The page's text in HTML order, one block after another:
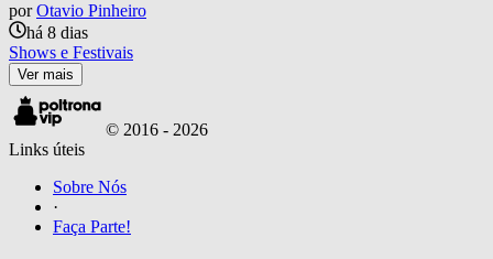
por Otavio Pinheiro
há 8 dias
Shows e Festivais
Ver mais
© 2016 - 2026
Links úteis
Sobre Nós
·
Faça Parte!